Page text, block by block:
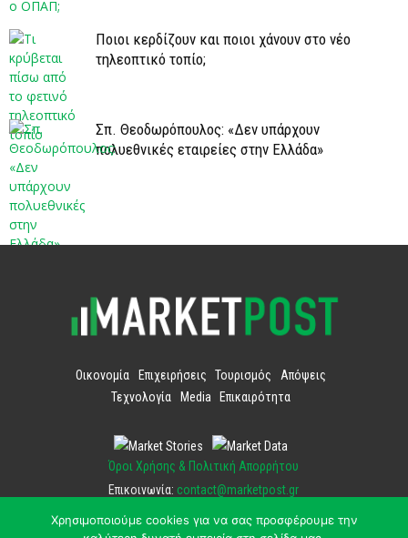
Ποιοι κερδίζουν και ποιοι χάνουν στο νέο
τηλεοπτικό τοπίο;
Σπ. Θεοδωρόπουλος: «Δεν υπάρχουν
πολυεθνικές εταιρείες στην Ελλάδα»
Οικονομία Επιχειρήσεις Τουρισμός
Απόψεις
Τεχνολογία
Media Επικαιρότητα
Όροι Χρήσης & Πολιτική Απορρήτου
Επικοινωνία: contact@marketpost.gr
Χρησιμοποιούμε cookies για να σας προσφέρουμε την